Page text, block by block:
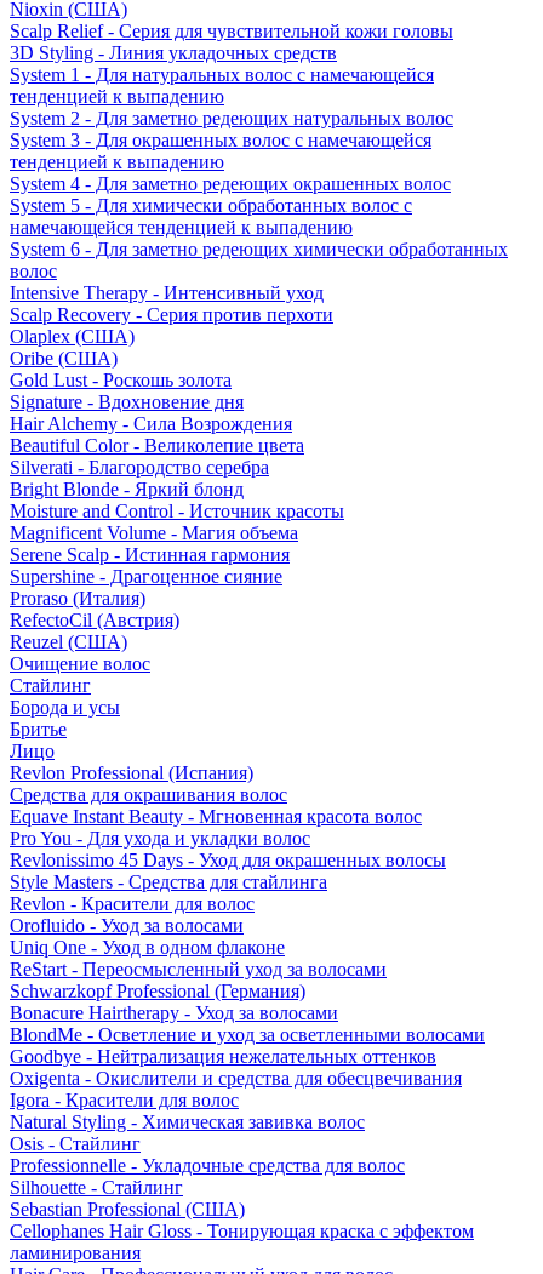
Nioxin (США)
Scalp Relief - Серия для чувствительной кожи головы
3D Styling - Линия укладочных средств
System 1 - Для натуральных волос с намечающейся
тенденцией к выпадению
System 2 - Для заметно редеющих натуральных волос
System 3 - Для окрашенных волос с намечающейся
тенденцией к выпадению
System 4 - Для заметно редеющих окрашенных волос
System 5 - Для химически обработанных волос с
намечающейся тенденцией к выпадению
System 6 - Для заметно редеющих химически обработанных
волос
Intensive Therapy - Интенсивный уход
Scalp Recovery - Серия против перхоти
Olaplex (США)
Oribe (США)
Gold Lust - Роскошь золота
Signature - Вдохновение дня
Hair Alchemy - Сила Возрождения
Beautiful Color - Великолепие цвета
Silverati - Благородство серебра
Bright Blonde - Яркий блонд
Moisture and Control - Источник красоты
Magnificent Volume - Магия объема
Serene Scalp - Истинная гармония
Supershine - Драгоценное сияние
Proraso (Италия)
RefectoCil (Австрия)
Reuzel (США)
Очищение волос
Стайлинг
Борода и усы
Бритье
Лицо
Revlon Professional (Испания)
Средства для окрашивания волос
Equave Instant Beauty - Мгновенная красота волос
Pro You - Для ухода и укладки волос
Revlonissimo 45 Days - Уход для окрашенных волосы
Style Masters - Средства для стайлинга
Revlon - Красители для волос
Orofluido - Уход за волосами
Uniq One - Уход в одном флаконе
ReStart - Переосмысленный уход за волосами
Schwarzkopf Professional (Германия)
Bonacure Hairtherapy - Уход за волосами
BlondMe - Осветление и уход за осветленными волосами
Goodbye - Нейтрализация нежелательных оттенков
Oxigenta - Окислители и средства для обесцвечивания
Igora - Красители для волос
Natural Styling - Химическая завивка волос
Osis - Стайлинг
Professionnelle - Укладочные средства для волос
Silhouette - Стайлинг
Sebastian Professional (США)
Cellophanes Hair Gloss - Тонирующая краска с эффектом
ламинирования